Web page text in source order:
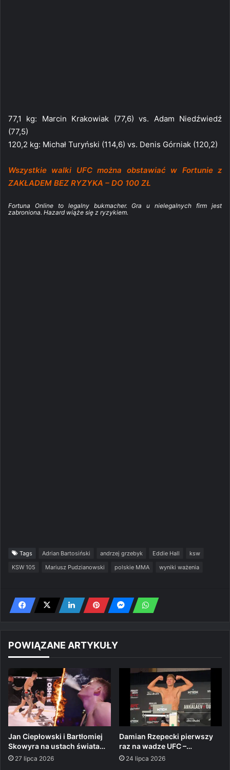
77,1 kg: Marcin Krakowiak (77,6) vs. Adam Niedźwiedź
(77,5)
120,2 kg: Michał Turyński (114,6) vs. Denis Górniak (120,2)
Wszystkie walki UFC można obstawiać w Fortunie z
ZAKŁADEM BEZ RYZYKA – DO 100 ZŁ
Fortuna Online to legalny bukmacher. Gra u nielegalnych firm jest
zabroniona. Hazard wiąże się z ryzykiem.
Tags Adrian Bartosiński andrzej grzebyk Eddie Hall
ksw
KSW 105
Mariusz Pudzianowski polskie MMA wyniki ważenia
POWIĄZANE ARTYKUŁY
Jan Ciepłowski i Bartłomiej
Skowyra na ustach świata…
27 lipca 2026
Damian Rzepecki pierwszy
raz na wadze UFC –…
24 lipca 2026